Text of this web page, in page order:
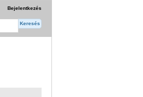
Bejelentkezés